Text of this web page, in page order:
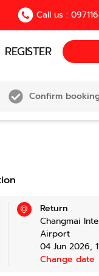
Call us :
REGISTER
Confirm
Return
Changmai
Airport
04 Jun 2026,
Change date